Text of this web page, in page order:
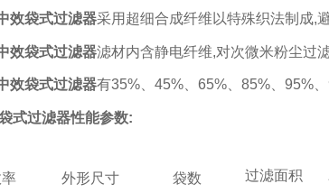
效袋式过滤器采用超细合成纤维以特殊织法制成,
效袋式过滤器滤材内含静电纤维,对次微米粉尘过
效袋式过滤器有35% 45% 65% 85% 95%
式过滤器性能参数:
外形尺寸
袋数
过滤面积